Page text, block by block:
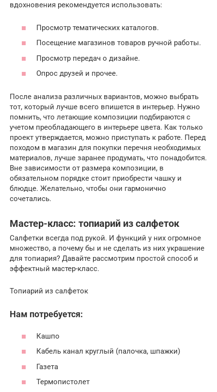
вдохновения рекомендуется использовать:
Просмотр тематических каталогов.
Посещение магазинов товаров ручной работы.
Просмотр передач о дизайне.
Опрос друзей и прочее.
После анализа различных вариантов, можно выбрать
тот, который лучше всего впишется в интерьер. Нужно
помнить, что летающие композиции подбираются с
учетом преобладающего в интерьере цвета. Как только
проект утверждается, можно приступать к работе. Перед
походом в магазин для покупки перечня необходимых
материалов, лучше заранее продумать, что понадобится.
Вне зависимости от размера композиции, в
обязательном порядке стоит приобрести чашку и
блюдце. Желательно, чтобы они гармонично
сочетались.
Мастер-класс: топиарий из салфеток
Салфетки всегда под рукой. И функций у них огромное
множество, а почему бы и не сделать из них украшение
для топиария? Давайте рассмотрим простой способ и
эффектный мастер-класс.
Топиарий из салфеток
Нам потребуется:
Кашпо
Кабель канал круглый (палочка, шпажки)
Газета
Термопистолет